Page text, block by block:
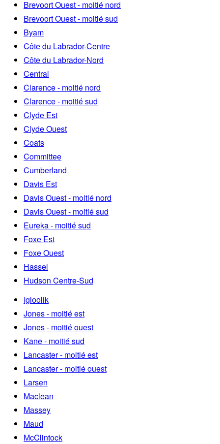
Brevoort Ouest - moitié nord
Brevoort Ouest - moitié sud
Byam
Côte du Labrador-Centre
Côte du Labrador-Nord
Central
Clarence - moitié nord
Clarence - moitié sud
Clyde Est
Clyde Ouest
Coats
Committee
Cumberland
Davis Est
Davis Ouest - moitié nord
Davis Ouest - moitié sud
Eureka - moitié sud
Foxe Est
Foxe Ouest
Hassel
Hudson Centre-Sud
Igloolik
Jones - moitié est
Jones - moitié ouest
Kane - moitié sud
Lancaster - moitié est
Lancaster - moitié ouest
Larsen
Maclean
Massey
Maud
McClintock